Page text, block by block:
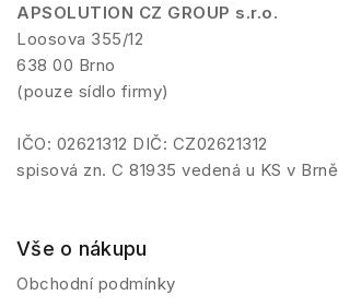
APSOLUTION CZ GROUP s.r.o.
Loosova 355/12
638 00 Brno
(pouze sídlo firmy)
IČO: 02621312 DIČ: CZ02621312
spisová zn. C 81935 vedená u KS v Brně
Vše o nákupu
Obchodní podmínky